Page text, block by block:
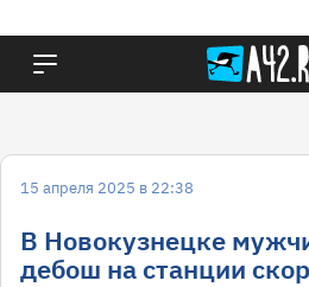
15 апреля 2025 в 22:38
В Новокузнецке
дебош на станции